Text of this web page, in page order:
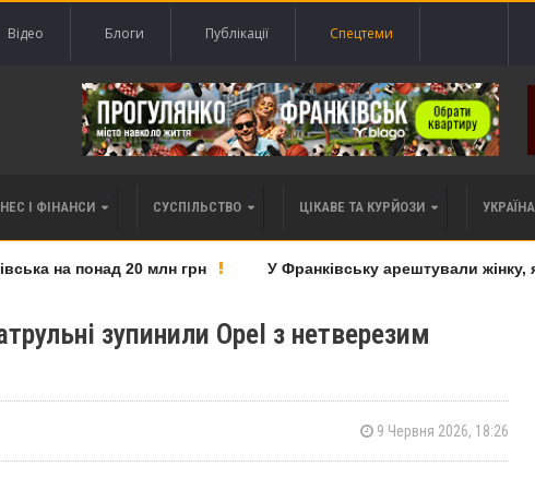
Відео Блоги Публікації Спецтеми
І ФІНАНСИ СУСПІЛЬСТВО ЦІКАВЕ ТА КУРЙОЗИ
на понад 20 млн грн У Франківську арештували жінку,
зупинили Opel з нетверезим
9 Червня 2026, 18:26